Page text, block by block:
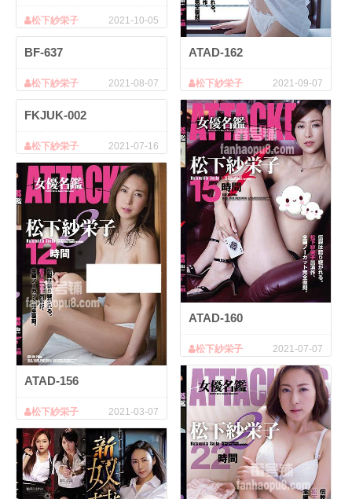
2021-10-05
松下紗栄子
ATAD-162
2021-09-07
松下紗栄子
BF-637
2021-08-07
松下紗栄子
FKJUK-002
2021-07-16
松下紗栄子
ATAD-160
2021-07-07
松下紗栄子
ATAD-156
2021-03-07
松下紗栄子